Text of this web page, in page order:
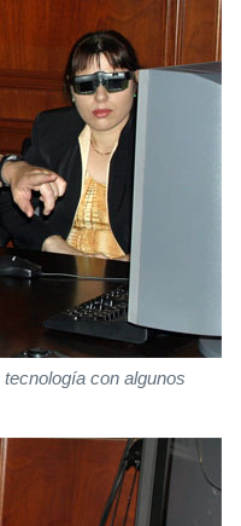
con algunos